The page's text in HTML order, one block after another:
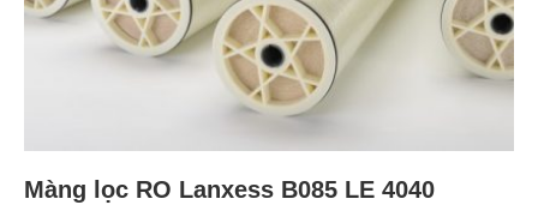
Màng lọc RO Lanxess B085 LE 4040